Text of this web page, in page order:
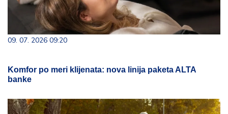
09. 07. 2026 09:20
Komfor po meri klijenata: nova linija paketa ALTA
banke